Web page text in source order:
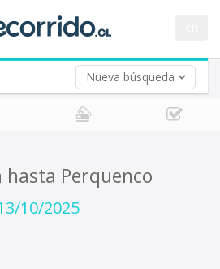
Nueva búsqueda
hasta Perquenco
10/2025